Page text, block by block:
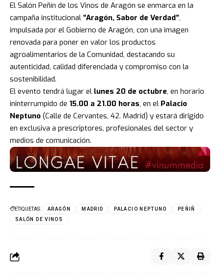
El Salón Peñín de los Vinos de Aragón se enmarca en la
campaña institucional “Aragón, Sabor de Verdad”,
impulsada por el Gobierno de Aragón, con una imagen
renovada para poner en valor los productos
agroalimentarios de la Comunidad, destacando su
autenticidad, calidad diferenciada y compromiso con la
sostenibilidad.
El evento tendrá lugar el lunes 20 de octubre, en horario
ininterrumpido de 15.00 a 21.00 horas, en el Palacio
Neptuno (Calle de Cervantes, 42. Madrid) y estará dirigido
en exclusiva a prescriptores, profesionales del sector y
medios de comunicación.
ETIQUETAS: ARAGÓN MADRID PALACIO NEPTUNO
PEÑIÑ
SALÓN DE VINOS